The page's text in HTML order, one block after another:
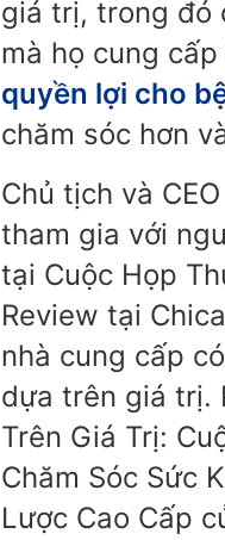
giá trị, trong đó
mà họ cung
quyền lợi cho
chăm sóc hơn
Chủ tịch và
tham gia với
tại Cuộc Họp
Review tại
nhà cung cấp
dựa trên giá trị.
Trên Giá Trị:
Chăm Sóc Sức
Lược Cao Cấp